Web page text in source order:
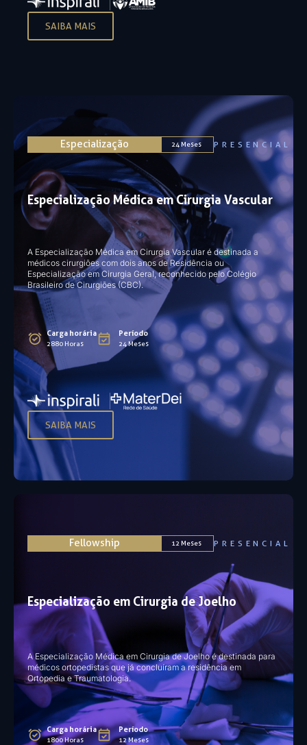
SAIBA MAIS
Especialização Médica em Cirurgia Vascular
A Especialização Médica em Cirurgia Vascular é destinada a
médicos cirurgiões com dois anos de Residência ou
Especialização em Cirurgia Geral, reconhecido pelo Colégio
Brasileiro de Cirurgiões (CBC).
Carga horária
2880 Horas
Período
24 Meses
Especialização 24 Meses PRESENCIAL
SAIBA MAIS
Especialização em Cirurgia de Joelho
A Especialização Médica em Cirurgia de Joelho é destinada para
médicos ortopedistas que já concluíram a residência em
Ortopedia e Traumatologia.
Carga horária
1800 Horas
Período
12 Meses
Fellowship 12 Meses PRESENCIAL